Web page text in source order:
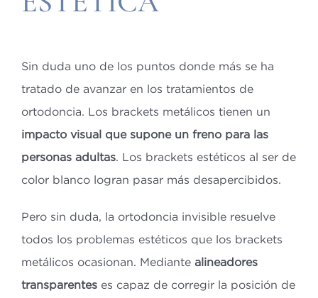
Sin duda uno de los puntos donde más se ha
tratado de avanzar en los tratamientos de
ortodoncia. Los brackets metálicos tienen un
impacto visual que supone un freno para las
personas adultas. Los brackets estéticos al ser de
color blanco logran pasar más desapercibidos.
Pero sin duda, la ortodoncia invisible resuelve
todos los problemas estéticos que los brackets
metálicos ocasionan. Mediante alineadores
transparenteses capaz de corregir la posición de